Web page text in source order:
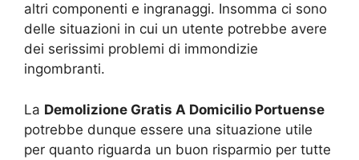
altri componenti e ingranaggi. Insomma ci sono
delle situazioni in cui un utente potrebbe avere
dei serissimi problemi di immondizie
ingombranti.
La Demolizione Gratis A Domicilio Portuense
potrebbe dunque essere una situazione utile
per quanto riguarda un buon risparmio per tutte